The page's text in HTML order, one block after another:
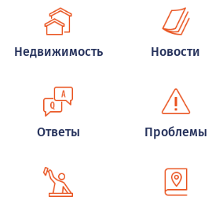
Недвижимость Новости
Ответы Проблемы